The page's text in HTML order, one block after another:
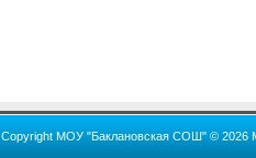
Copyright МОУ "Баклановская СОШ" © 2026